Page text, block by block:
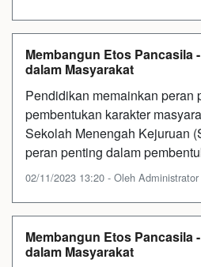
Membangun Etos Pancasila
dalam Masyarakat
Pendidikan memainkan peran
pembentukan karakter
Sekolah Menengah Kejuruan
peran penting dalam
02/11/2023 13:20 - Oleh
Membangun Etos Pancasila
dalam Masyarakat